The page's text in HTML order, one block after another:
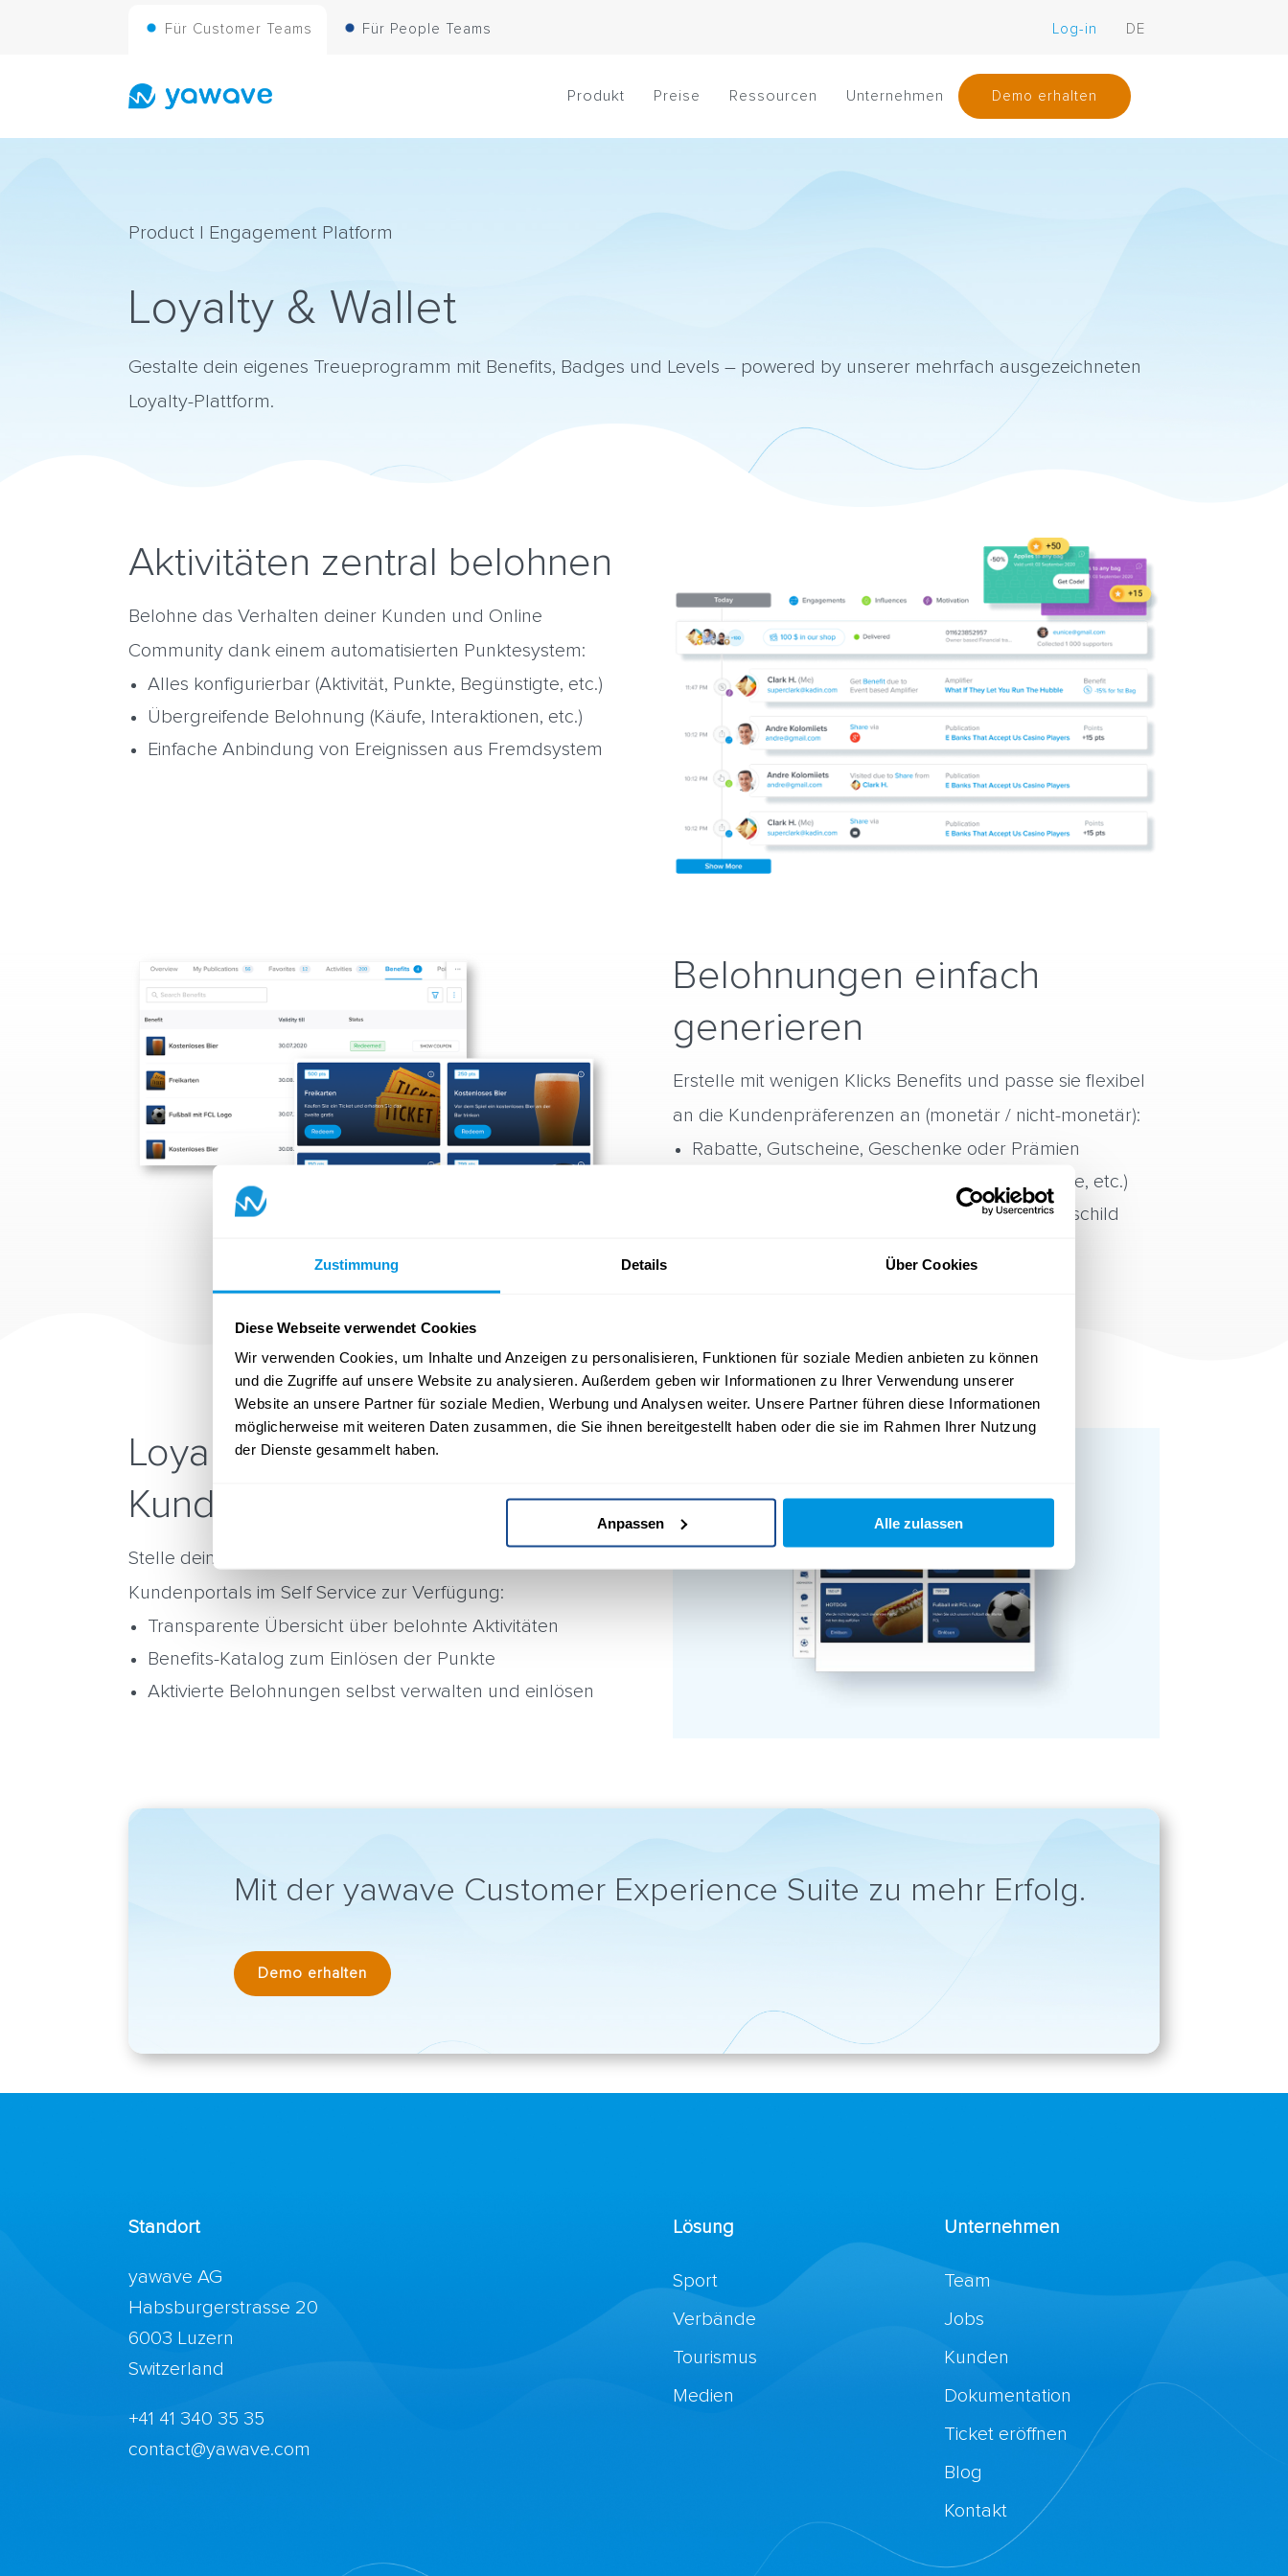
Zustimmung Details Über Cookies
Diese Webseite verwendet Cookies
Wir verwenden Cookies, um Inhalte und Anzeigen zu personalisieren, Funktionen für soziale Medien anbieten zu können
und die Zugriffe auf unsere Website zu analysieren. Außerdem geben wir Informationen zu Ihrer Verwendung unserer
Website an unsere Partner für soziale Medien, Werbung und Analysen weiter. Unsere Partner führen diese Informationen
möglicherweise mit weiteren Daten zusammen, die Sie ihnen bereitgestellt haben oder die sie im Rahmen Ihrer Nutzung
der Dienste gesammelt haben.
Anpassen Alle zulassen
Für Customer Teams Für People Teams Log-in DE
Produkt Preise Ressourcen Unternehmen Demo erhalten
Product | Engagement Platform
Loyalty & Wallet
Gestalte dein eigenes Treueprogramm mit Benefits, Badges und Levels – powered by unserer mehrfach ausgezeichneten
Loyalty-Plattform.
Aktivitäten zentral belohnen
Belohne das Verhalten deiner Kunden und Online
Community dank einem automatisierten Punktesystem:
Alles konfigurierbar (Aktivität, Punkte, Begünstigte, etc.)
Übergreifende Belohnung (Käufe, Interaktionen, etc.)
Einfache Anbindung von Ereignissen aus Fremdsystem
Belohnungen einfach
generieren
Erstelle mit wenigen Klicks Benefits und passe sie flexibel
an die Kundenpräferenzen an (monetär / nicht-monetär):
Rabatte, Gutscheine, Geschenke oder Prämien
Exklusive Behandlung (VIP-Events, User-Rechte, etc.)
Einstellbare Laufzeit, Limiten und Punkte-Preisschild
Loyalty Wallet für deine
Kunden
Stelle dein Loyalitätsprogramm innerhalb eines
Kundenportals im Self Service zur Verfügung:
Transparente Übersicht über belohnte Aktivitäten
Benefits-Katalog zum Einlösen der Punkte
Aktivierte Belohnungen selbst verwalten und einlösen
Mit der yawave Customer Experience Suite zu mehr Erfolg.
Demo erhalten
Standort
yawave AG
Habsburgerstrasse 20
6003 Luzern
Switzerland
+41 41 340 35 35
contact@yawave.com
Lösung
Sport
Verbände
Tourismus
Medien
Unternehmen
Team
Jobs
Kunden
Dokumentation
Ticket eröffnen
Blog
Kontakt